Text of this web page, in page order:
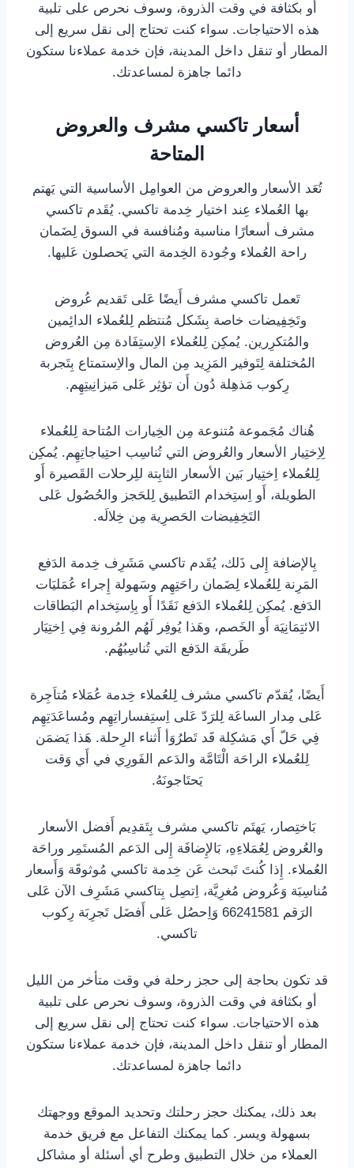
أو بكثافة في وقت الذروة، وسوف نحرص على تلبية
هذه الاحتياجات. سواء كنت تحتاج إلى نقل سريع إلى
المطار أو تنقل داخل المدينة، فإن خدمة عملاءنا ستكون
دائما جاهزة لمساعدتك.
أسعار تاكسي مشرف والعروض
المتاحة
تُعَد الأسعار والعروض من العوامِل الأساسية التي يَهتم
بها العُملاء عِند اختيار خِدمة تاكسي. يُقَدم تاكسي
مشرف أسعارًا مناسبة ومُنافسة في السوق لِضَمان
راحة العُملاء وجُودة الخِدمة التي يَحصلون عَليها.
تَعمل تاكسي مشرف أَيضًا عَلى تَقديم عُروض
وتَخِفِيضات خاصة بِشَكل مُنتظم لِلعُملاء الدائِمين
والمُتكرِرين. يُمكِن لِلعُملاء الاِستِفَادة مِن العُروض
المُختلفة لِتَوفير المَزِيد مِن المال والاِستمتاع بِتَجربة
رِكوب مَذهِلة دُون أَن تؤثِر عَلى مَيزانِيتِهِم.
هُناك مُجَموعة مُتنوعة مِن الخِيارات المُتاحة لِلعُملاء
لِاِختِيار الأسعار والعُروض التي تُناسِب احتِياجاتِهِم. يُمكِن
لِلعُملاء اِختِيار بَين الأسعار الثابِتة للِرحلات القَصيرة أَو
الطويلة، أَو اِستِخدام التَطبيق لِلحَجز والحُصُول عَلى
التَخِفِيضات الحَصرِية مِن خِلالَه.
بِالإضافة إِلى ذَلك، يُقَدم تاكسي مَشَرِف خِدمة الدَفع
المَرِنة لِلعُملاء لِضَمان راحَتِهِم وسَهولة إِجراء عُمَليَات
الدَفع. يُمكِن لِلعُملاء الدَفع نَقَدًا أَو بِاِستِخدام البَطاقات
الائتِمَانِيَة أَو الخَصم، وهَذا يُوفِر لَهُم المُرونة فِي اِختِيَار
طَريقَة الدَفع التي تُناسِبُهُم.
أَيضًا، يُقدّم تاكسي مشرف لِلعُملاء خِدمة عُمَلاء مُتاَجِرة
عَلى مِدار الساعَة لِلرَدّ عَلى اِستِفساراتِهِم ومُساعَدَتِهِم
فِي حَلّ أَي مَشكِلة قَد تَطرُوَأ أَثناء الرِحلة. هَذا يَضمَن
لِلعُملاء الراحَة الْتَامَّة والدَعم الفَورِي في أَي وَقت
يَحتَاجونَهُ.
بَاختِصار، يَهتَم تاكسي مشرف بِتَقدِيم أَفضل الأسعار
والعُروض لِعُمَلاءِهِ، بَالإِضافَة إِلى الدَعم المُستَمِر وراحَة
العُملاء. إِذا كُنتَ تَبحث عَن خِدمة تاكسي مُوثوقَة وَأَسعار
مُناسِبَة وَعُروض مُغرِيَّة، اِتصِل بِتاكسي مَشَرِف الآن عَلى
الرَقم 66241581 وَاِحصُل عَلى أَفضَل تَجرِبَة رِكوب
تاكسي.
قد تكون بحاجة إلى حجز رحلة في وقت متأخر من الليل
أو بكثافة في وقت الذروة، وسوف نحرص على تلبية
هذه الاحتياجات. سواء كنت تحتاج إلى نقل سريع إلى
المطار أو تنقل داخل المدينة، فإن خدمة عملاءنا ستكون
دائما جاهزة لمساعدتك.
بعد ذلك، يمكنك حجز رحلتك وتحديد الموقع ووجهتك
بسهولة ويسر. كما يمكنك التفاعل مع فريق خدمة
العملاء من خلال التطبيق وطرح أي أسئلة أو مشاكل